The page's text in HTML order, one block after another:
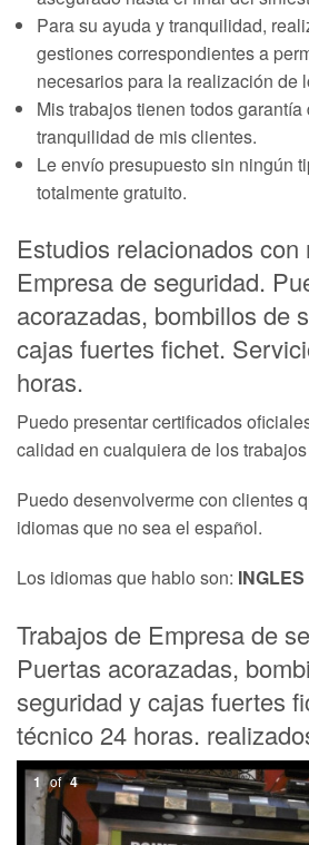
Para su ayuda y tranquilidad,
gestiones correspondientes a
necesarios para la realización de
Mis trabajos tienen todos garantía
tranquilidad de mis clientes.
Le envío presupuesto sin ningún
totalmente gratuito.
Estudios relacionados con
Empresa de seguridad.
acorazadas, bombillos de
cajas fuertes fichet.
horas.
Puedo presentar certificados
calidad en cualquiera de los
Puedo desenvolverme con clientes
idiomas que no sea el español.
Los idiomas que hablo son: INGLES
Trabajos de Empresa de
Puertas acorazadas,
seguridad y cajas fuertes
técnico 24 horas.
1 of 4